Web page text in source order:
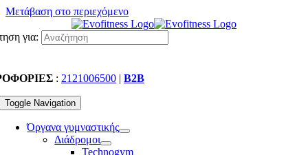
Μετάβαση στο περιεχόμενο
για:
: 2121006500 | B2B
Toggle Navigation
Όργανα γυμναστικής
Διάδρομοι
Technogym